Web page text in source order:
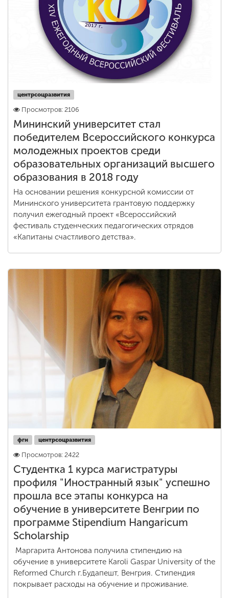
центрсоцразвития
Просмотров: 2106
Мининский университет стал
победителем Всероссийского конкурса
молодежных проектов среди
образовательных организаций высшего
образования в 2018 году
На основании решения конкурсной комиссии от
Мининского университета грантовую поддержку
получил ежегодный проект «Всероссийский
фестиваль студенческих педагогических отрядов
«Капитаны счастливого детства».
фгн центрсоцразвития
Просмотров: 2422
Студентка 1 курса магистратуры
профиля "Иностранный язык" успешно
прошла все этапы конкурса на
обучение в университете Венгрии по
программе Stipendium Hangaricum
Scholarship
Маргарита Антонова получила стипендию на
обучение в университете Karoli Gaspar University of the
Reformed Church г.Будапешт, Венгрия. Стипендия
покрывает расходы на обучение и проживание.